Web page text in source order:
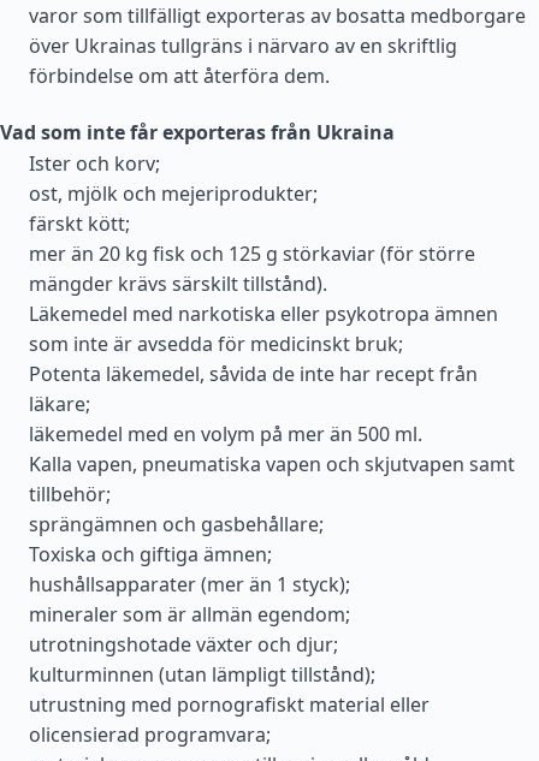
varor som tillfälligt exporteras av bosatta medborgare
över Ukrainas tullgräns i närvaro av en skriftlig
förbindelse om att återföra dem.
Vad som inte får exporteras från Ukraina
Ister och korv;
ost, mjölk och mejeriprodukter;
färskt kött;
mer än 20 kg fisk och 125 g störkaviar (för större
mängder krävs särskilt tillstånd).
Läkemedel med narkotiska eller psykotropa ämnen
som inte är avsedda för medicinskt bruk;
Potenta läkemedel, såvida de inte har recept från
läkare;
läkemedel med en volym på mer än 500 ml.
Kalla vapen, pneumatiska vapen och skjutvapen samt
tillbehör;
sprängämnen och gasbehållare;
Toxiska och giftiga ämnen;
hushållsapparater (mer än 1 styck);
mineraler som är allmän egendom;
utrotningshotade växter och djur;
kulturminnen (utan lämpligt tillstånd);
utrustning med pornografiskt material eller
olicensierad programvara;